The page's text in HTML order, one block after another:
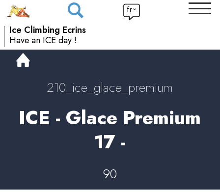
Ice Climbing Ecrins
Have an ICE day !
fr
210_ice_glace_premium
ICE - Glace Premium
17 -
90